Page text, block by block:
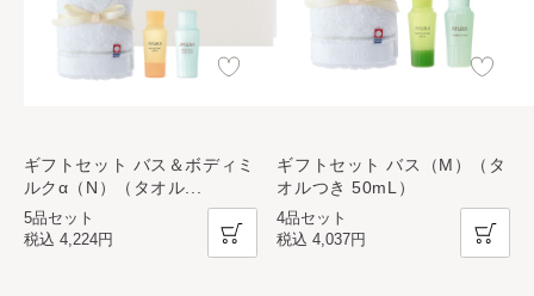
ギフトセット バス＆ボディミ
ルクα（N）（タオル
5品セット
税込 4,224円
ギフトセット バス（M）（タ
オルつき 50mL）
4品セット
税込4,037円